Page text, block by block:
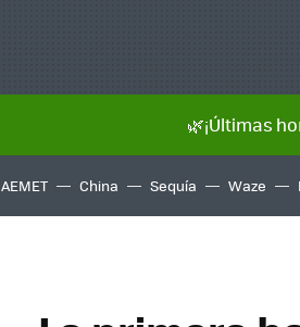
🌿¡Últimas
AEMET China Sequía Waze